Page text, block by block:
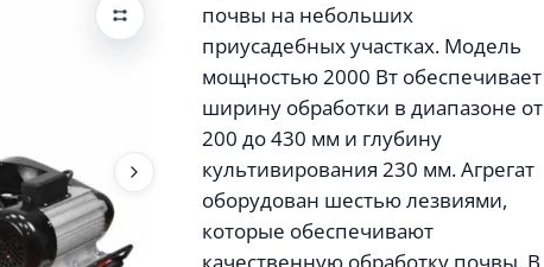
почвы на небольших
приусадебных участках. Модель
мощностью 2000 Вт обеспечивает
ширину обработки в диапазоне от
200 до 430 мм и глубину
культивирования 230 мм. Агрегат
оборудован шестью лезвиями,
которые обеспечивают